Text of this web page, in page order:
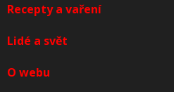
Recepty a vaření
Lidé a svět
O webu